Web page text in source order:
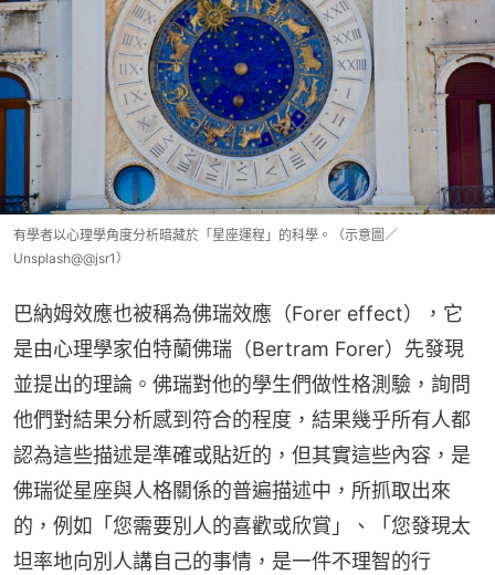
有學者以心理學角度分析暗藏於「星座運程」的科學。（示意圖／
Unsplash@@jsr1）
巴納姆效應也被稱為佛瑞效應（Forer effect），它
是由心理學家伯特蘭佛瑞（Bertram Forer）先發現
並提出的理論。佛瑞對他的學生們做性格測驗，詢問
他們對結果分析感到符合的程度，結果幾乎所有人都
認為這些描述是準確或貼近的，但其實這些內容，是
佛瑞從星座與人格關係的普遍描述中，所抓取出來
的，例如「您需要別人的喜歡或欣賞」、「您發現太
坦率地向別人講自己的事情，是一件不理智的行